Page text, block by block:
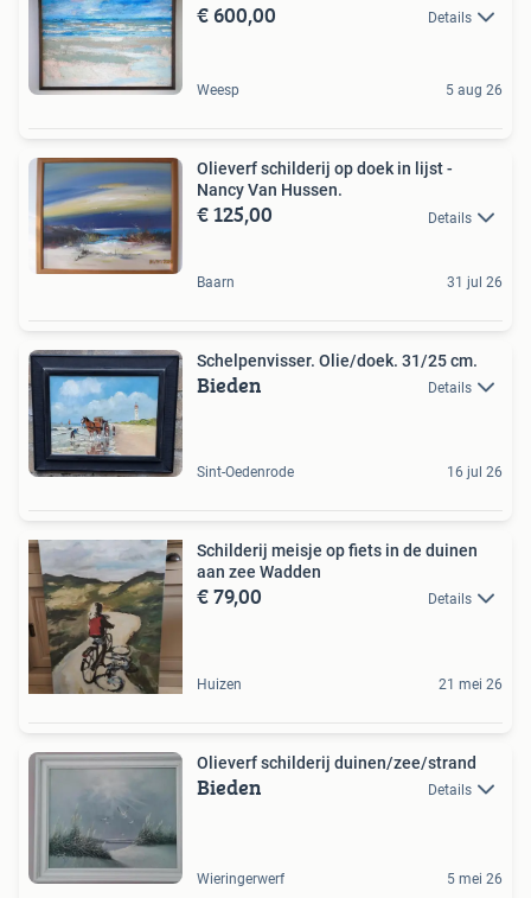
€ 600,00 Details
Weesp 5 aug 26
Olieverf schilderij op doek in lijst -
Nancy Van Hussen.
€ 125,00 Details
Baarn 31 jul 26
Schelpenvisser. Olie/doek. 31/25 cm.
Bieden Details
Sint-Oedenrode 16 jul 26
Schilderij meisje op fiets in de duinen
aan zee Wadden
€ 79,00 Details
Huizen 21 mei 26
Olieverf schilderij duinen/zee/strand
Bieden Details
Wieringerwerf 5 mei 26